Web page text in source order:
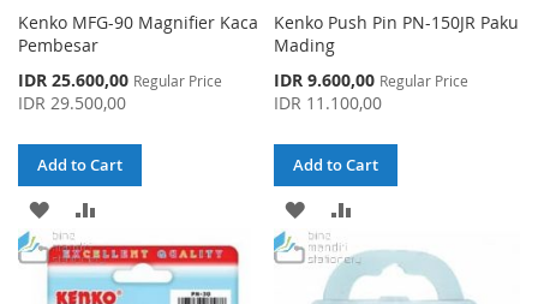
Kenko MFG-90 Magnifier Kaca
Pembesar
Special
Price
IDR 25.600,00 Regular Price
IDR 29.500,00
Add to Cart
ADD
TO
WISH
TO
COMPARE
Kenko Push Pin PN-150JR Paku
Mading
Special
Price
IDR 9.600,00 Regular Price
IDR 11.100,00
Add to Cart
ADD
TO
WISH
TO
COMPARE